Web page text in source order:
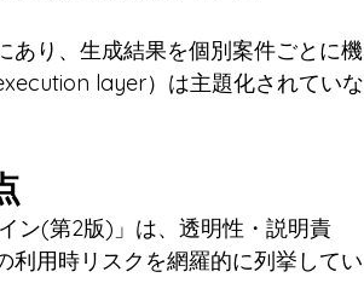
あり、生成結果を個別案件ごとに機
layer）は主題化されていな
ン(第2版)」は、透明性・説明責
利用時リスクを網羅的に列挙してい